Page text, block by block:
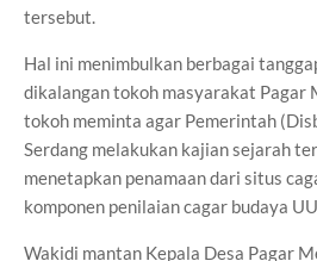
tersebut.
Hal ini menimbulkan berbagai
dikalangan tokoh masyarakat Pagar
tokoh meminta agar Pemerintah
Serdang melakukan kajian sejarah
menetapkan penamaan dari situs
komponen penilaian cagar budaya
Wakidi mantan Kepala Desa Pagar